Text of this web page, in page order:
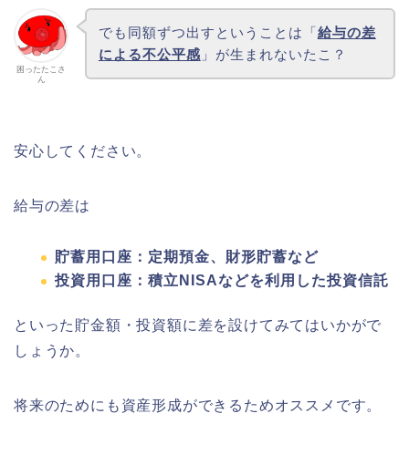
困ったたこさ
ん
でも同額ずつ出すということは「給与の差
による不公平感 」が生まれないたこ？
安心してください。
給与の差は
貯蓄用口座：定期預金、財形貯蓄など
投資用口座：積立NISAなどを利用した投資信託
といった貯金額・投資額に差を設けてみてはいかがで
しょうか。
将来のためにも資産形成ができるためオススメです。